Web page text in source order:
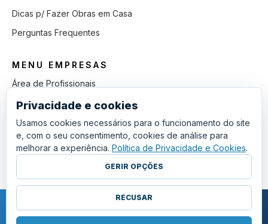
Dicas p/ Fazer Obras em Casa
Perguntas Frequentes
MENU EMPRESAS
Área de Profissionais
Como Funciona
Lista de Pedidos em Aberto
Como Ganhar mais Obras
Perguntas Frequentes
COPYRIGHT © 2011 - 2026 SGSI. TODOS OS DIREITOS RESERVADOS.
Privacidade e cookies
Usamos cookies necessários para o funcionamento do site
e, com o seu consentimento, cookies de análise para
melhorar a experiência. Política de Privacidade e Cookies.
GERIR OPÇÕES
RECUSAR